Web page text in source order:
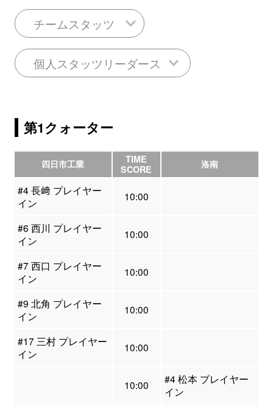
チームスタッツ
個人スタッツリーダース
第1クォーター
四日市工業
TIME
SCORE
洛南
#4 長﨑 プレイヤー
イン
10:00
#6 西川 プレイヤー
イン
10:00
#7 西口 プレイヤー
イン
10:00
#9 北角 プレイヤー
イン
10:00
#17 三村 プレイヤー
イン
10:00
10:00
#4 松本 プレイヤー
イン